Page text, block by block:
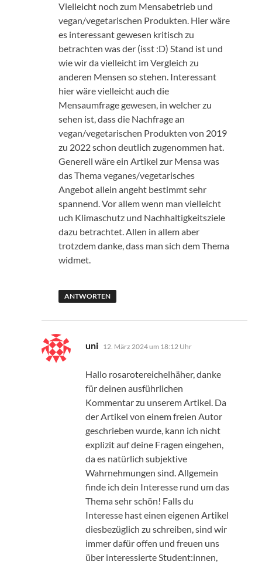
Vielleicht noch zum Mensabetrieb und
vegan/vegetarischen Produkten. Hier wäre
es interessant gewesen kritisch zu
betrachten was der (isst :D) Stand ist und
wie wir da vielleicht im Vergleich zu
anderen Mensen so stehen. Interessant
hier wäre vielleicht auch die
Mensaumfrage gewesen, in welcher zu
sehen ist, dass die Nachfrage an
vegan/vegetarischen Produkten von 2019
zu 2022 schon deutlich zugenommen hat.
Generell wäre ein Artikel zur Mensa was
das Thema veganes/vegetarisches
Angebot allein angeht bestimmt sehr
spannend. Vor allem wenn man vielleicht
uch Klimaschutz und Nachhaltigkeitsziele
dazu betrachtet. Allen in allem aber
trotzdem danke, dass man sich dem Thema
widmet.
ANTWORTEN
uni sagt:
12. März 2024 um 18:12 Uhr
Hallo rosarotereichelhäher, danke
für deinen ausführlichen
Kommentar zu unserem Artikel. Da
der Artikel von einem freien Autor
geschrieben wurde, kann ich nicht
explizit auf deine Fragen eingehen,
da es natürlich subjektive
Wahrnehmungen sind. Allgemein
finde ich dein Interesse rund um das
Thema sehr schön! Falls du
Interesse hast einen eigenen Artikel
diesbezüglich zu schreiben, sind wir
immer dafür offen und freuen uns
über interessierte Student:innen,